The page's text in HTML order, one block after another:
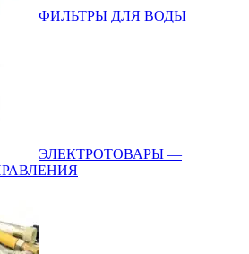
ФИЛЬТРЫ ДЛЯ ВОДЫ
ЭЛЕКТРОТОВАРЫ —